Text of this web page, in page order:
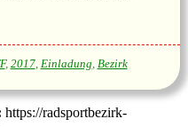
, 2017, Einladung Bezirk
https://radsportbezirk-